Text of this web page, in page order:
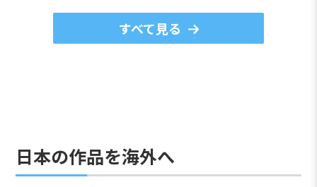
すべて見る
日本の作品を海外へ